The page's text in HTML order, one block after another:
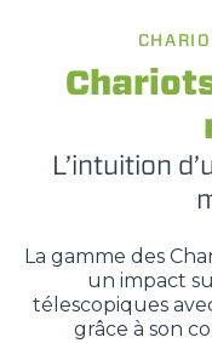
L’intuition
La gamme des
un impact
télescopiques
grâce à son